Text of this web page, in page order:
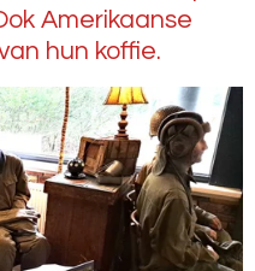
Amerikaanse
hun koffie.